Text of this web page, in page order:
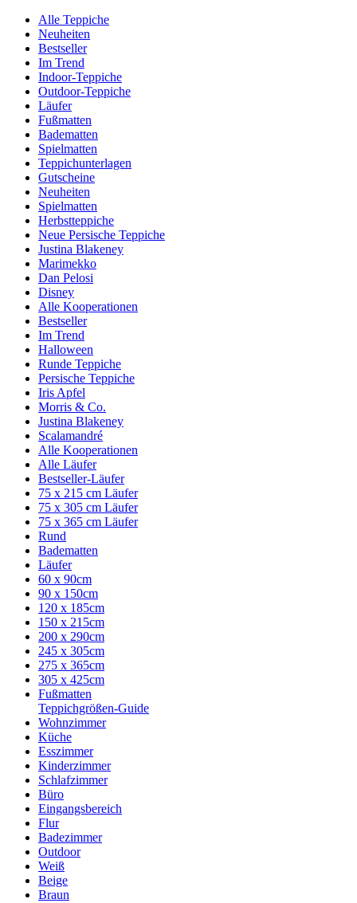
Alle Teppiche
Neuheiten
Bestseller
Im Trend
Indoor-Teppiche
Outdoor-Teppiche
Läufer
Fußmatten
Badematten
Spielmatten
Teppichunterlagen
Gutscheine
Neuheiten
Spielmatten
Herbstteppiche
Neue Persische Teppiche
Justina Blakeney
Marimekko
Dan Pelosi
Disney
Alle Kooperationen
Bestseller
Im Trend
Halloween
Runde Teppiche
Persische Teppiche
Iris Apfel
Morris & Co.
Justina Blakeney
Scalamandré
Alle Kooperationen
Alle Läufer
Bestseller-Läufer
75 x 215 cm Läufer
75 x 305 cm Läufer
75 x 365 cm Läufer
Rund
Badematten
Läufer
60 x 90cm
90 x 150cm
120 x 185cm
150 x 215cm
200 x 290cm
245 x 305cm
275 x 365cm
305 x 425cm
Fußmatten
Teppichgrößen-Guide
Wohnzimmer
Küche
Esszimmer
Kinderzimmer
Schlafzimmer
Büro
Eingangsbereich
Flur
Badezimmer
Outdoor
Weiß
Beige
Braun